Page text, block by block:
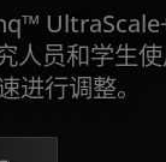
人员和学生
进行调整。